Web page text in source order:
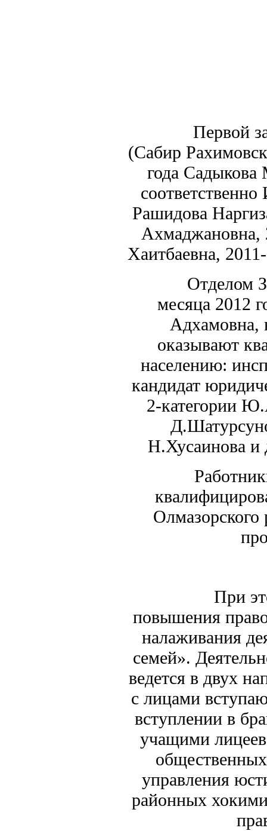
Первой
(Сабир
года Садыкова
Рашидова
Ахмаджановна,
Хаитбаевна,
Отделом
месяца 2012
Адхамовна,
оказывают
населению:
кандидат
2-категории
Н.Хусаинова и
Работники
Олмазорского
При этом
повышения
налаживания
семей».
ведется в двух
с лицами
вступлении в
учащими лицеев
управления
районных